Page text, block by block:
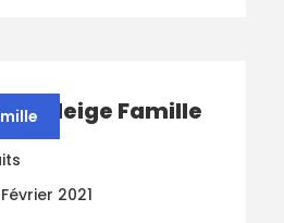
Neige Famille
2021